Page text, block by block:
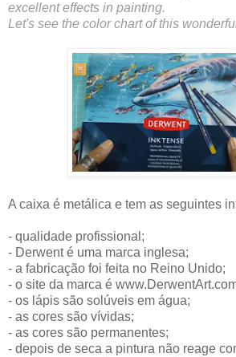
excellent effects in painting.
Let's see the color chart of this
A caixa é metálica e tem as seguintes
- qualidade profissional;
- Derwent é uma marca inglesa;
- a fabricação foi feita no Reino Unido;
- o site da marca é
- os lápis são solúveis em água;
- as cores são vívidas;
- as cores são permanentes;
- depois de seca a pintura não reage